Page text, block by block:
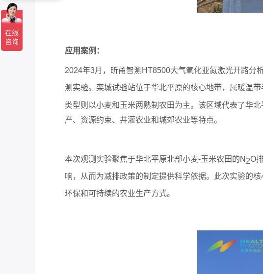
应用案例：
2024年3月，昕甬智测HT8500大气氧化亚氮激光开路分
测实验。栾城试验站位于华北平原的核心地带，属暖温
类型则以小麦和玉米两熟制农田为主。该区域代表了华
产、资源约束、井灌农业和城郊农业等特点。
本次观测实验聚焦于华北平原北部小麦-玉米农田的N 2O
响，从而为减排政策的制定提供科学依据。此次实验的
环保和可持续的农业生产方式。